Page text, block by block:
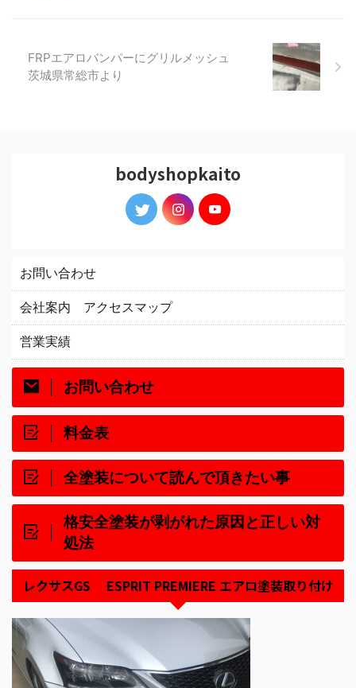
FRPエアロバンパーにグリルメッシュ
茨城県常総市より
bodyshopkaito
お問い合わせ
会社案内 アクセスマップ
営業実績
お問い合わせ
料金表
全塗装について読んで頂きたい事
格安全塗装が剥がれた原因と正しい対
処法
レクサスGS ESPRIT PREMIERE エアロ塗装取り付け